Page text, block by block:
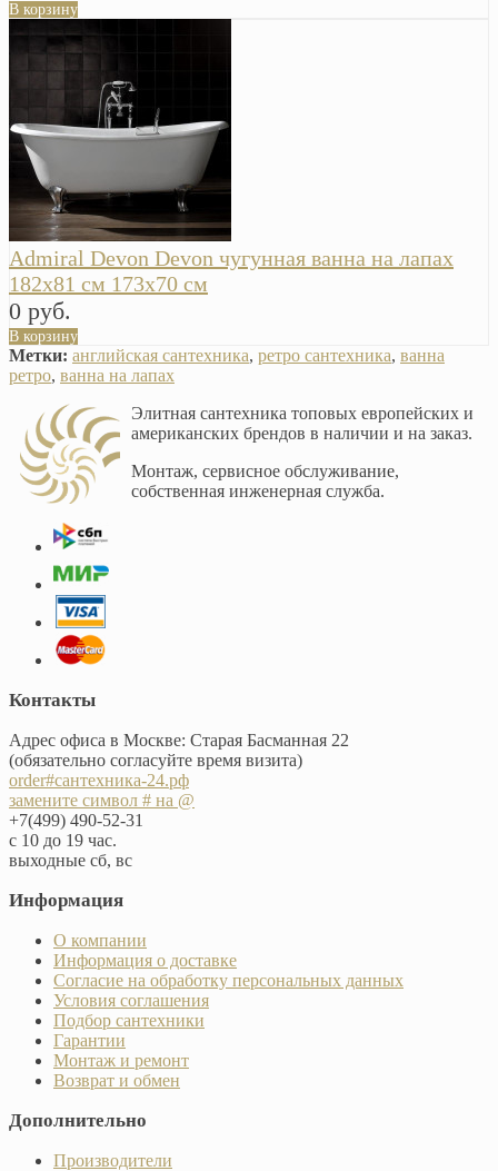
В корзину
Admiral Devon Devon чугунная ванна на лапах
182х81 см 173х70 см
0 руб.
В корзину
Метки: английская сантехника, ретро сантехника, ванна
ретро, ванна на лапах
Элитная сантехника топовых европейских и
американских брендов в наличии и на заказ.
Монтаж, сервисное обслуживание,
собственная инженерная служба.
Контакты
Адрес офиса в Москве: Старая Басманная 22
(обязательно согласуйте время визита)
order#сантехника-24.рф
замените символ # на @
+7(499) 490-52-31
с 10 до 19 час.
выходные сб, вс
Информация
О компании
Информация о доставке
Согласие на обработку персональных данных
Условия соглашения
Подбор сантехники
Гарантии
Монтаж и ремонт
Возврат и обмен
Дополнительно
Производители